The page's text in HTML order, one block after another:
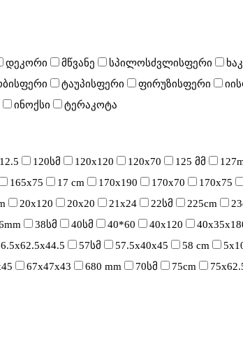
დეკორი მწვანე სპილოსძვლისფერი
ტაუპისფერი ფირუზისფერი
ინოქსი ტერაკოტა
12.5 120სმ 120x120 120x70 125 მმ
165x75 17 cm 170x190 170x70 170x75
20x120 20x20 21x24 22სმ 225cm
38სმ 40სმ 40*60 40x120
57სმ 57.5x40x45 58 cm
67x47x43 680 mm 70სმ 75cm